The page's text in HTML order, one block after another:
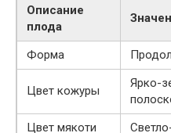
Описание
плода
Форма
Цвет кожуры
Ярко-
Цвет мякоти